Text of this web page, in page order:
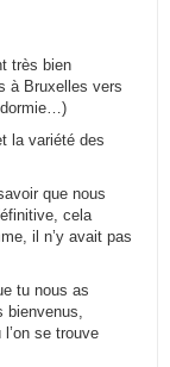
très bien
à Bruxelles vers
la variété des
que nous
cela
il n’y avait pas
tu nous as
se trouve